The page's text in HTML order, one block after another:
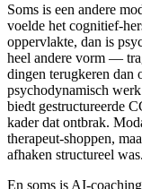
Soms is een andere
voelde het cognitief-
oppervlakte, dan is
heel andere vorm —
dingen terugkeren dan
psychodynamisch
biedt gestructureerde
kader dat ontbrak.
therapeut-shoppen,
afhaken structureel was.
En soms is AI-